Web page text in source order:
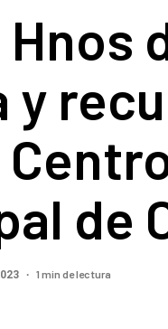
y
de
1 min de lectura